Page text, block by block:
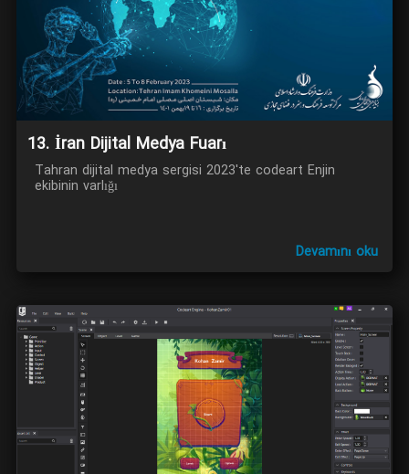
13. İran Dijital Medya Fuarı
Tahran dijital medya sergisi 2023'te codeart Enjin
ekibinin varlığı
Devamını oku